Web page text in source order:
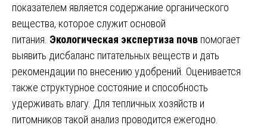
показателем является содержание органического
вещества, которое служит основой
питания. Экологическая экспертиза почв помогает
выявить дисбаланс питательных веществ и дать
рекомендации по внесению удобрений. Оценивается
также структурное состояние и способность
удерживать влагу. Для тепличных хозяйств и
питомников такой анализ проводится ежегодно.